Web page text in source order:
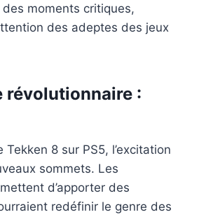
moments critiques,
des adeptes des jeux
révolutionnaire :
Tekken 8 sur PS5, l’excitation
sommets. Les
d’apporter des
redéfinir le genre des